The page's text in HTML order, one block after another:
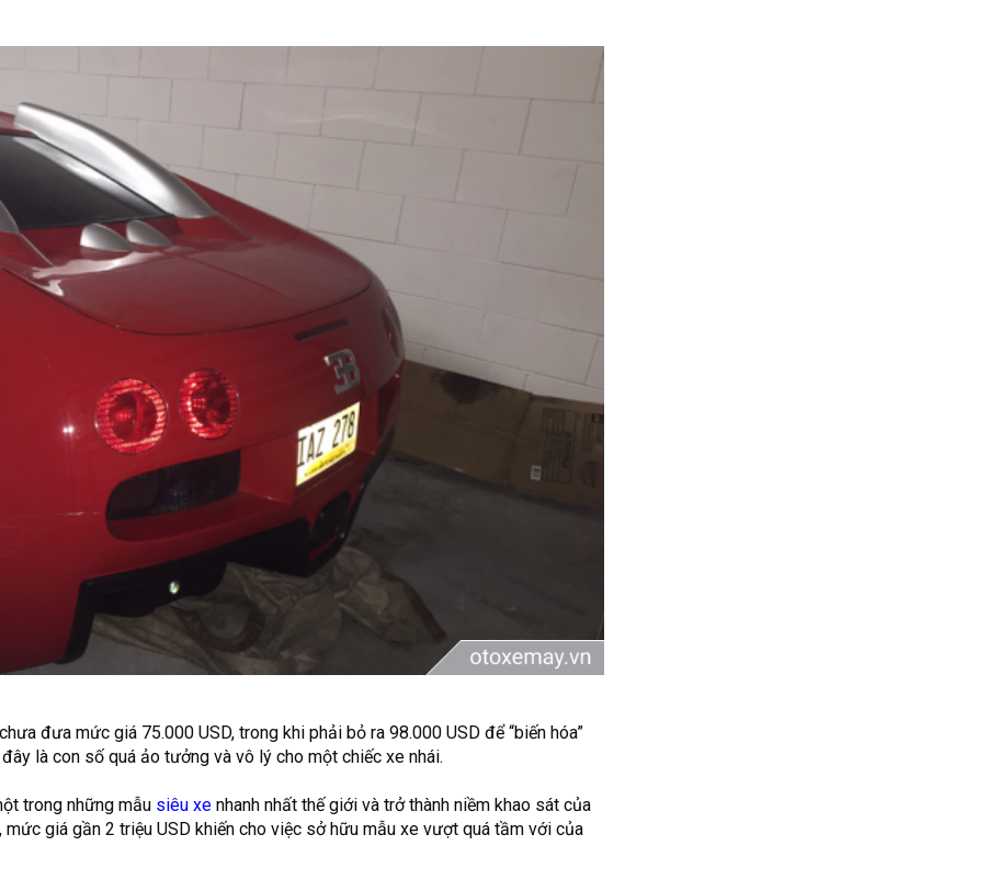
đưa mức giá 75.000 USD, trong khi phải bỏ ra 98.000 USD để “biến hóa”
là con số quá ảo tưởng và vô lý cho một chiếc xe nhái.
trong những mẫu siêu xe nhanh nhất thế giới và trở thành niềm khao sát của
giá gần 2 triệu USD khiến cho việc sở hữu mẫu xe vượt quá tầm với của